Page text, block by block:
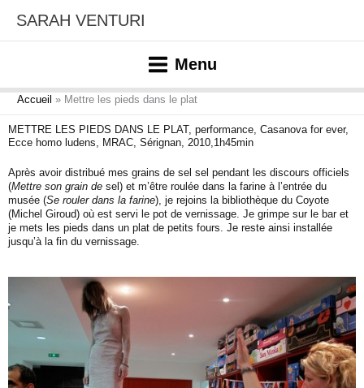
SARAH VENTURI
Menu
Accueil Mettre les pieds dans le plat
METTRE LES PIEDS DANS LE PLAT, performance, Casanova for ever,
Ecce homo ludens, MRAC, Sérignan, 2010,1h45min
Après avoir distribué mes grains de sel sel pendant les discours officiels
(Mettre son grain de sel) et m’être roulée dans la farine à l’entrée du
musée (Se rouler dans la farine), je rejoins la bibliothèque du Coyote
(Michel Giroud) où est servi le pot de vernissage. Je grimpe sur le bar et
je mets les pieds dans un plat de petits fours. Je reste ainsi installée
jusqu’à la fin du vernissage.